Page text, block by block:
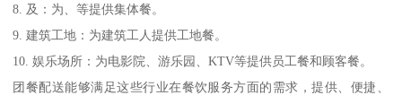
8. 及：为、等提供集体餐。
9. 建筑工地：为建筑工人提供工地餐。
10. 娱乐场所：为电影院、游乐园、KTV等提供员工餐和顾客餐。
团餐配送能够满足这些行业在餐饮服务方面的需求，提供、便捷、